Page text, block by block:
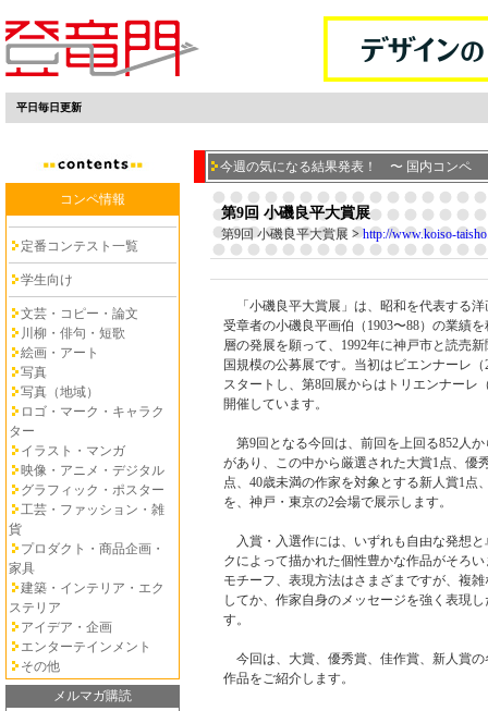
平日毎日更新
今週の気になる結果発表！ 〜 国内コンペ
コンペ情報
定番コンテスト一覧
学生向け
文芸・コピー・論文
川柳・俳句・短歌
絵画・アート
写真
写真（地域）
ロゴ・マーク・キャラク
ター
イラスト・マンガ
映像・アニメ・デジタル
グラフィック・ポスター
工芸・ファッション・雑
貨
プロダクト・商品企画・
家具
建築・インテリア・エク
ステリア
アイデア・企画
エンターテインメント
その他
メルマガ購読
第9回 小磯良平大賞展
第9回 小磯良平大賞展 >http://www.koiso-
「小磯良平大賞展」は、昭和を代表する洋
受章者の小磯良平画伯（1903〜88）の業績
層の発展を願って、1992年に神戸市と読売
国規模の公募展です。当初はビエンナーレ
スタートし、第8回展からはトリエンナーレ
開催しています。
第9回となる今回は、前回を上回る852人か
があり、この中から厳選された大賞1点、優
点、40歳未満の作家を対象とする新人賞1点
を、神戸・東京の2会場で展示します。
入賞・入選作には、いずれも自由な発想と
クによって描かれた個性豊かな作品がそろ
モチーフ、表現方法はさまざまですが、複
してか、作家自身のメッセージを強く表現
す。
今回は、大賞、優秀賞、佳作賞、新人賞の
作品をご紹介します。